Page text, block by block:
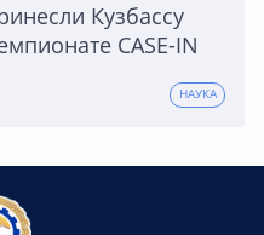
Кузбассу
CASE-IN
НАУКА